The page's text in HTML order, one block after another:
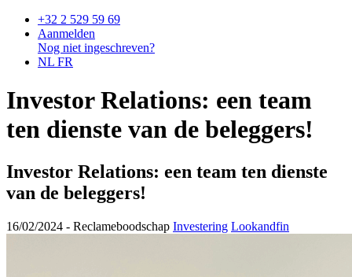
+32 2 529 59 69
Aanmelden
Nog niet ingeschreven?
NL FR
Investor Relations: een team
ten dienste van de beleggers!
Investor Relations: een team ten dienste
van de beleggers!
16/02/2024 - Reclameboodschap Investering Lookandfin